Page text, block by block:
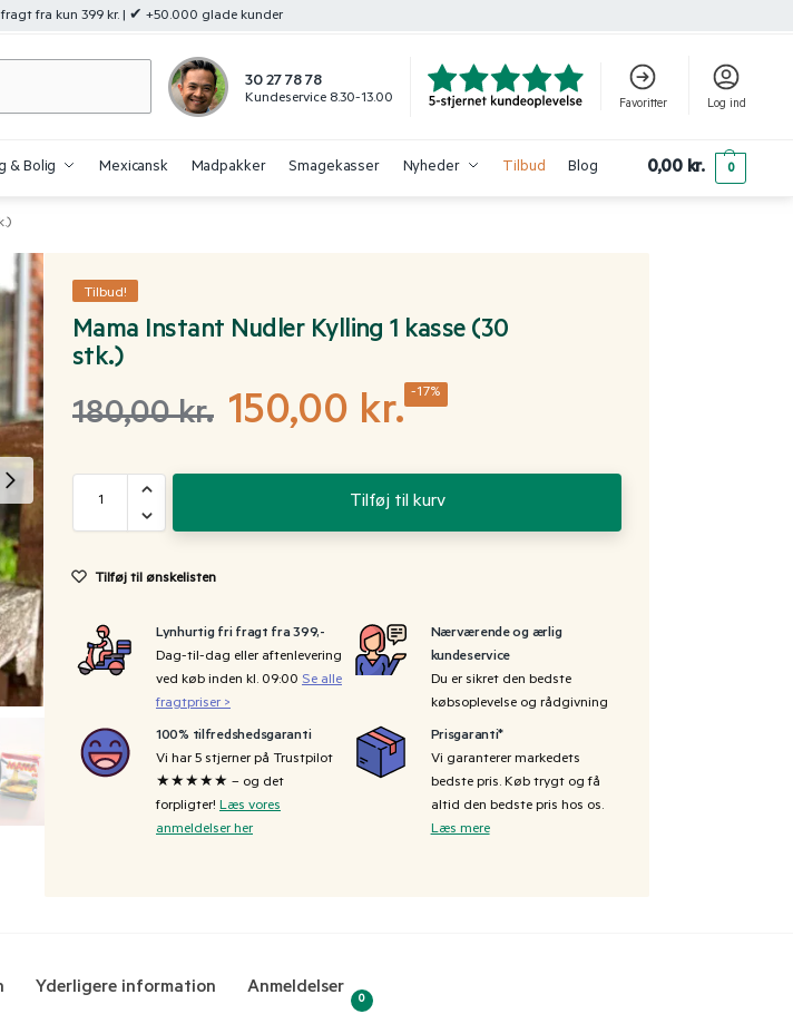
fra kun 399 kr. | ✔ +50.000 glade kunder
30 27 78 78
Kundeservice 8.30-13.00 Favoritter Log ind
& Bolig Mexicansk Madpakker Smagekasser Nyheder Tilbud Blog 0,00 kr. 0
Tilbud!
Mama Instant Nudler Kylling 1 kasse (30
stk.)
180,00kr. 150,00 kr. -17%
Tilføj til kurv
Tilføj til ønskelisten
Lynhurtig fri fragt fra 399,-
Dag-til-dag eller aftenlevering
ved køb inden kl. 09:00 Se alle
fragtpriser >
Nærværende og ærlig
kundeservice
Du er sikret den bedste
købsoplevelse og rådgivning
100% tilfredshedsgaranti
Vi har 5 stjerner på Trustpilot
★★★★★ – og det
forpligter! Læs vores
anmeldelser her
Prisgaranti*
Vi garanterer markedets
bedste pris. Køb trygt og få
altid den bedste pris hos os.
Læs mere
Yderligere information Anmeldelser
0